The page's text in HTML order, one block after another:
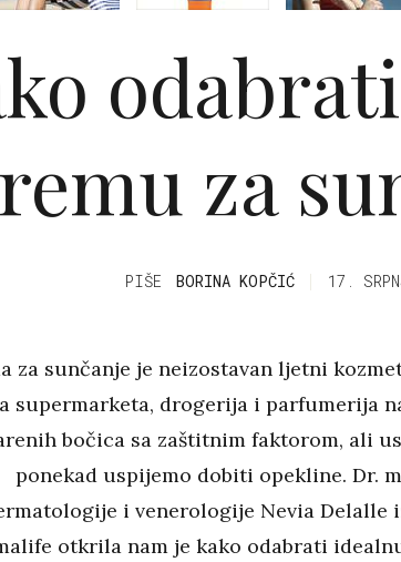
za
PIŠE BORINA KOPČIĆ 17.
za sunčanje je neizostavan ljetni
supermarketa, drogerija i parfumerija
bočica sa zaštitnim faktorom, ali
ponekad uspijemo dobiti opekline. Dr.
i venerologije Nevia Delalle
otkrila nam je kako odabrati